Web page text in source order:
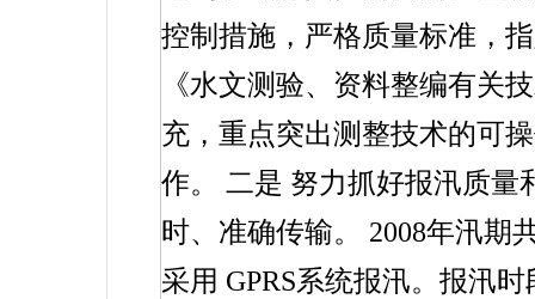
控制措施，严格质量标准，
《水文测验、资料整编有关
充，重点突出测整技术的可
作。
二是 努力抓好报汛质量
时、准确传输。 2008年汛期
采用 GPRS系统报汛。报汛